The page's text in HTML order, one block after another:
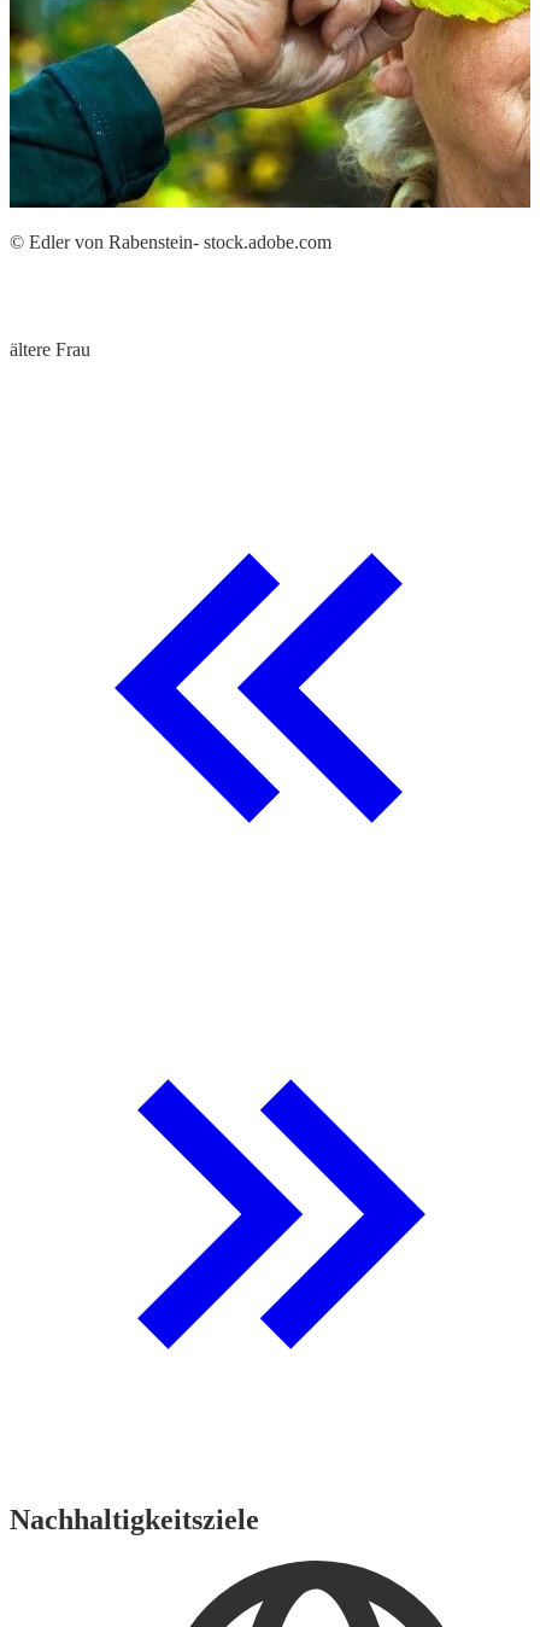
© Edler von Rabenstein- stock.adobe.com
ältere Frau
Nachhaltigkeitsziele